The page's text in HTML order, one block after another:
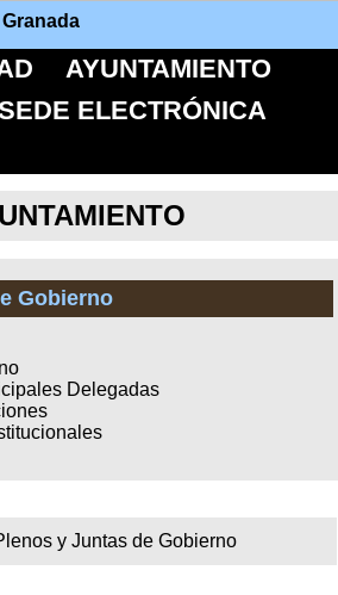
AYUNTAMIENTO
ELECTRÓNICA
Gobierno
Delegadas
y Juntas de Gobierno